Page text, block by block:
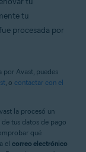
tu
procesada por
por Avast, puedes
, o contactar con el
la procesó un
tus datos de pago
qué
el correo electrónico